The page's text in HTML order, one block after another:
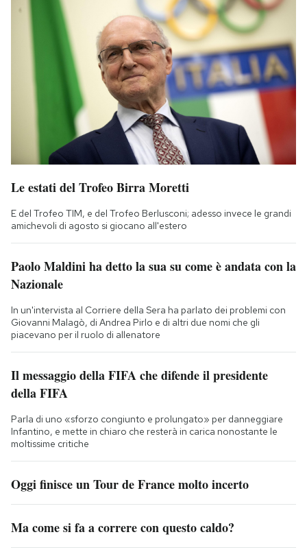
Le estati del Trofeo Birra Moretti
E del Trofeo TIM, e del Trofeo Berlusconi; adesso invece le grandi
amichevoli di agosto si giocano all'estero
Paolo Maldini ha detto la sua su come è andata con la
Nazionale
In un'intervista al Corriere della Sera ha parlato dei problemi con
Giovanni Malagò, di Andrea Pirlo e di altri due nomi che gli
piacevano per il ruolo di allenatore
Il messaggio della FIFA che difende il presidente
della FIFA
Parla di uno «sforzo congiunto e prolungato» per danneggiare
Infantino, e mette in chiaro che resterà in carica nonostante le
moltissime critiche
Oggi finisce un Tour de France molto incerto
Ma come si fa a correre con questo caldo?